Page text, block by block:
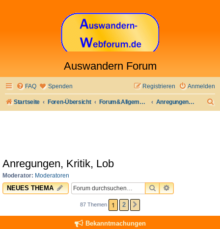
Auswandern Forum
FAQ Spenden Anmelden
Registrieren
Startseite Foren-Übersicht Forum&Allgemeines Anregungen, Kritik, Lob
Anregungen, Kritik, Lob
Moderator: Moderatoren
NEUES THEMA SUCHEERWEITERTE
87 Themen 1 2
Bekanntmachungen